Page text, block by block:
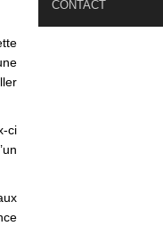
ci
CONTACT